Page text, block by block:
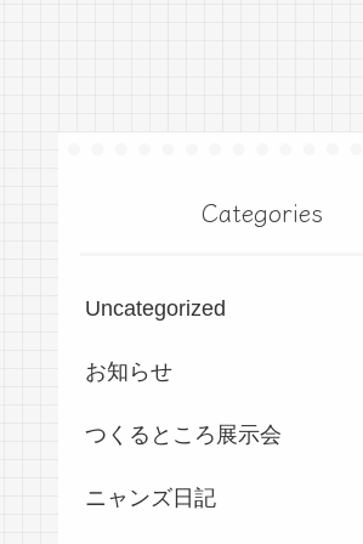
Categories
Uncategorized
お知らせ
つくるところ展示会
ニャンズ日記